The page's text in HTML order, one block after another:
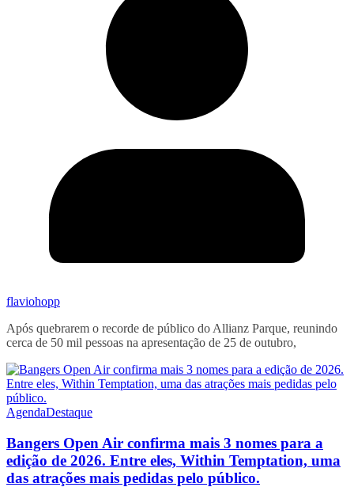
flaviohopp
Após quebrarem o recorde de público do Allianz Parque, reunindo
cerca de 50 mil pessoas na apresentação de 25 de outubro,
AgendaDestaque
Bangers Open Air confirma mais 3 nomes para a
edição de 2026. Entre eles, Within Temptation, uma
das atrações mais pedidas pelo público.